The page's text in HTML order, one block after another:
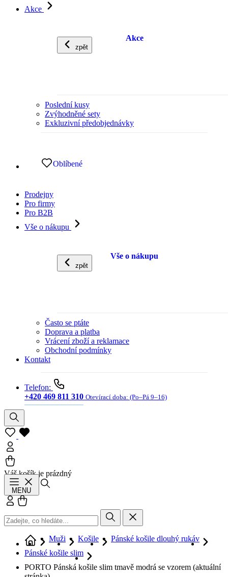
Akce
zpět
Akce
Poslední kusy
Zvýhodněné sety
Exkluzivní předobjednávky
Oblíbené
Prodejny
Pro firmy
Pro B2B
Vše o nákupu
zpět
Vše o nákupu
Často se ptáte
Doprava a platba
Vrácení zboží a reklamace
Obchodní podmínky
Kontakt
Telefon:
+420 469 811 310 Otevírací doba: (Po–Pá 9–16)
Váš košík je prázdný
MENU
Přihlásit se
Muži Košile
Pánské košile dlouhý rukáv
Pánské košile slim
PORTO Pánská košile slim tmavě modrá se vzorem (aktuální